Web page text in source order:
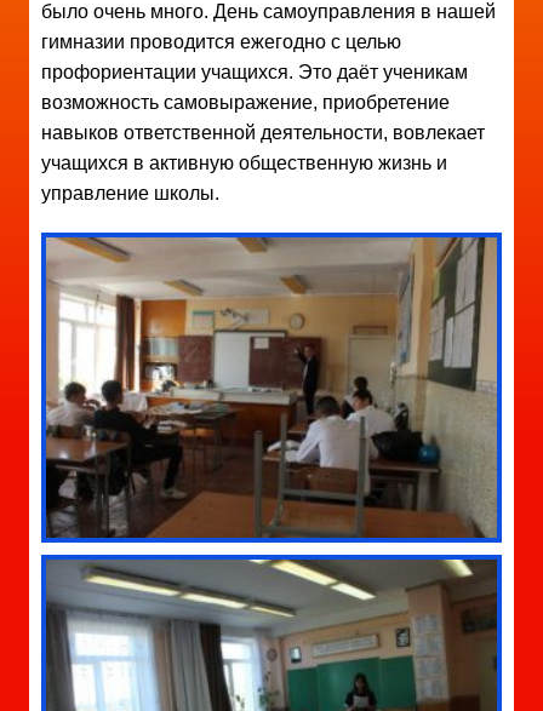
было очень много. День самоуправления в нашей
гимназии проводится ежегодно с целью
профориентации учащихся. Это даёт ученикам
возможность самовыражение, приобретение
навыков ответственной деятельности, вовлекает
учащихся в активную общественную жизнь и
управление школы.